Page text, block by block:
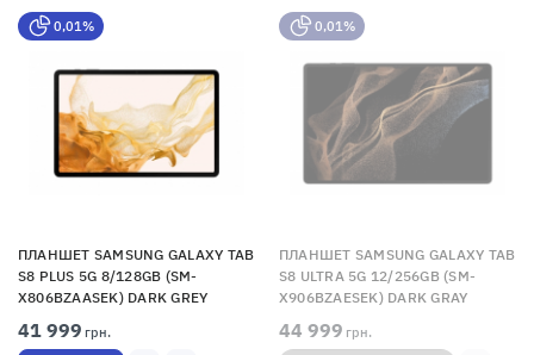
0,01%
ПЛАНШЕТ SAMSUNG GALAXY TAB
S8 PLUS 5G 8/128GB (SM-
X806BZAASEK) DARK GREY
41 999 грн.
0,01%
ПЛАНШЕТ SAMSUNG GALAXY TAB
S8 ULTRA 5G 12/256GB (SM-
X906BZAESEK) DARK GRAY
44 999 грн.